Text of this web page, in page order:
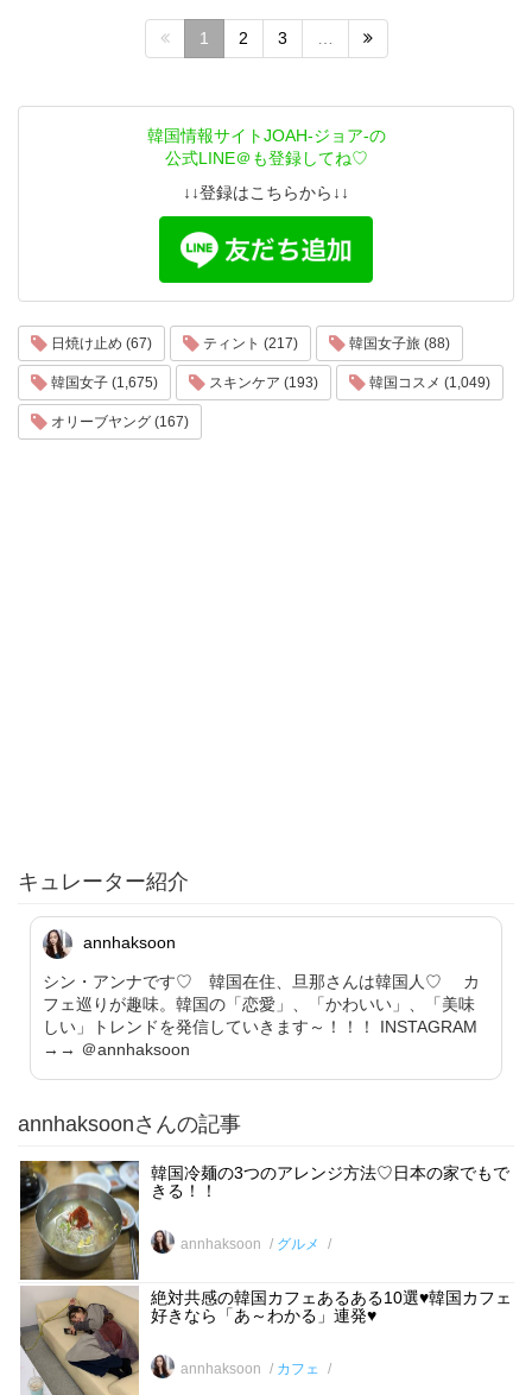
1 2 3
韓国情報サイトJOAH-ジョア-の
公式LINE＠も登録してね♡
↓↓登録はこちらから↓↓
日焼け止め (67) ティント (217) 韓国女子旅 (88)
韓国女子 (1,675) スキンケア (193) 韓国コスメ (1,049)
オリーブヤング (167)
キュレーター紹介
annhaksoon
シン・アンナです♡ 韓国在住、旦那さんは韓国人♡ カ
フェ巡りが趣味。韓国の「恋愛」、「かわいい」、「美味
しい」トレンドを発信していきます～！！！ INSTAGRAM
→→ ＠annhaksoon
annhaksoonさんの記事
韓国冷麺の3つのアレンジ方法♡日本の家でもで
きる！！
annhaksoon グルメ
絶対共感の韓国カフェあるある10選♥韓国カフェ
好きなら「あ～わかる」連発♥
annhaksoon カフェ